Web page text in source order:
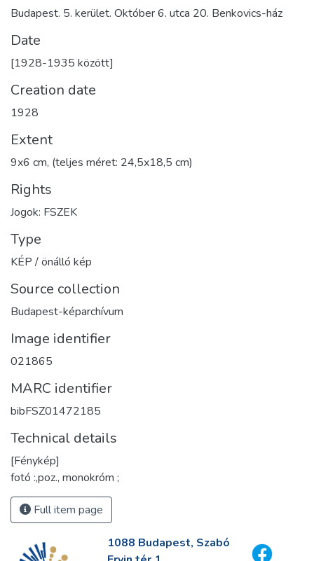
Budapest. 5. kerület. Október 6. utca 20. Benkovics-ház
Date
[1928-1935 között]
Creation date
1928
Extent
9x6 cm, (teljes méret: 24,5x18,5 cm)
Rights
Jogok: FSZEK
Type
KÉP / önálló kép
Source collection
Budapest-képarchívum
Image identifier
021865
MARC identifier
bibFSZ01472185
Technical details
[Fénykép]
fotó :,poz., monokróm ;
Full item page
1088 Budapest, Szabó